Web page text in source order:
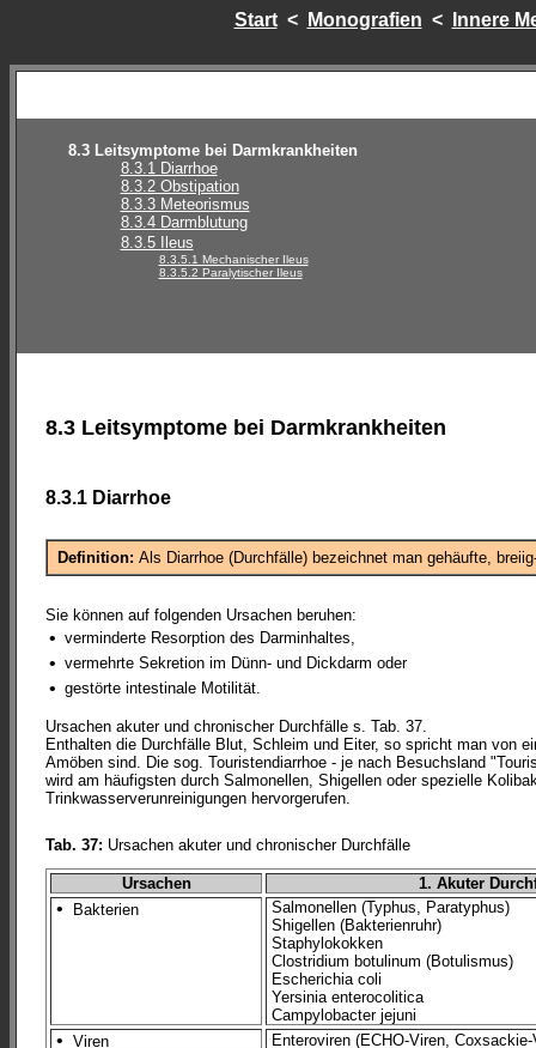
Start< Monografien < Innere
8.3 Leitsymptome bei Darmkrankheiten
8.3.1 Diarrhoe
8.3.2 Obstipation
8.3.3 Meteorismus
8.3.4 Darmblutung
8.3.5 Ileus
8.3.5.1 Mechanischer Ileus
8.3.5.2 Paralytischer Ileus
8.3 Leitsymptome bei Darmkrankheiten
8.3.1 Diarrhoe
Definition: Als Diarrhoe (Durchfälle) bezeichnet man gehäufte,
Sie können auf folgenden Ursachen beruhen:
• verminderte Resorption des Darminhaltes,
• vermehrte Sekretion im Dünn- und Dickdarm oder
• gestörte intestinale Motilität.
Ursachen akuter und chronischer Durchfälle s. Tab. 37.
Enthalten die Durchfälle Blut, Schleim und Eiter, so spricht man von
Amöben sind. Die sog. Touristendiarrhoe - je nach Besuchsland
wird am häufigsten durch Salmonellen, Shigellen oder spezielle
Trinkwasserverunreinigungen hervorgerufen.
Tab. 37: Ursachen akuter und chronischer Durchfälle
Ursachen 1. Akuter
• Bakterien
Salmonellen (Typhus, Paratyphus)
Shigellen (Bakterienruhr)
Staphylokokken
Clostridium botulinum (Botulismus)
Escherichia coli
Yersinia enterocolitica
Campylobacter jejuni
• Viren Enteroviren (ECHO-Viren,